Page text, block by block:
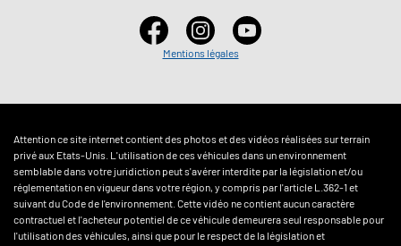
Mentions légales
Attention ce site internet contient des photos et des vidéos réalisées sur terrain
privé aux Etats-Unis. L'utilisation de ces véhicules dans un environnement
semblable dans votre juridiction peut s'avérer interdite par la législation et/ou
réglementation en vigueur dans votre région, y compris par l'article L.362-1 et
suivant du Code de l'environnement. Cette vidéo ne contient aucun caractère
contractuel et l'acheteur potentiel de ce véhicule demeurera seul responsable pour
l'utilisation des véhicules, ainsi que pour le respect de la législation et